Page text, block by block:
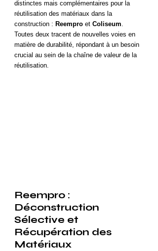
distinctes mais complémentaires pour la
réutilisation des matériaux dans la
construction : Reempro et Coliseum.
Toutes deux tracent de nouvelles voies en
matière de durabilité, répondant à un besoin
crucial au sein de la chaîne de valeur de la
réutilisation.
Reempro :
Déconstruction
Sélective et
Récupération des
Matériaux